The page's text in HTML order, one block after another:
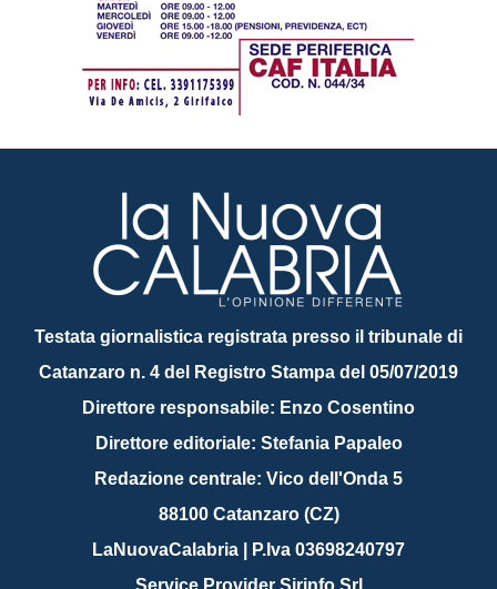
Testata giornalistica registrata presso il tribunale di
Catanzaro n. 4 del Registro Stampa del 05/07/2019
Direttore responsabile: Enzo Cosentino
Direttore editoriale: Stefania Papaleo
Redazione centrale: Vico dell'Onda 5
88100 Catanzaro (CZ)
LaNuovaCalabria | P.Iva 03698240797
Service Provider Sirinfo Srl